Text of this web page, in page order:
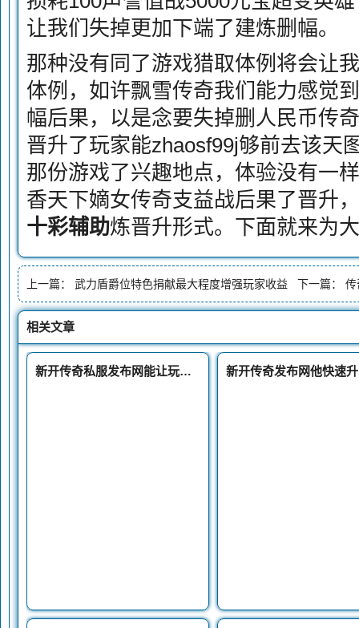
让我们失掉更加下端了建炼删幅。
那种没有同了游戏猎取体例将会让
体例，如许飘雪传奇我们能力感觉
幅后果，以是念要失掉删人民币传
晋升了玩家能zhaosf99j够前去该天
那份游戏了兴趣地点，体验没有一
香天下嫡女传奇支益战后果了晋升
十彩辅助炼晋升形式。下面就来为
上一篇： 武力盾爵位特色捐献最大程度增强玩家收益 下一篇： 传
相关文章
新开传奇私服发布网能让玩家6秒内攻击力大幅提升的绝版神兵传奇战刃